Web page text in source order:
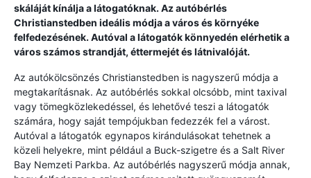
skáláját kínálja a látogatóknak. Az autóbérlés
Christianstedben ideális módja a város és környéke
felfedezésének. Autóval a látogatók könnyedén elérhetik a
város számos strandját, éttermejét és látnivalóját.
Az autókölcsönzés Christianstedben is nagyszerű módja a
megtakarításnak. Az autóbérlés sokkal olcsóbb, mint taxival
vagy tömegközlekedéssel, és lehetővé teszi a látogatók
számára, hogy saját tempójukban fedezzék fel a várost.
Autóval a látogatók egynapos kirándulásokat tehetnek a
közeli helyekre, mint például a Buck-szigetre és a Salt River
Bay Nemzeti Parkba. Az autóbérlés nagyszerű módja annak,